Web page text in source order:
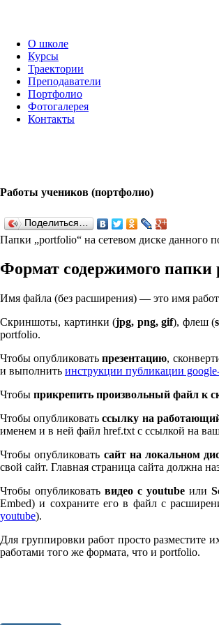
О школе
Курсы
Траектории
Преподаватели
Портфолио
Фотогалерея
Контакты
Работы учеников (портфолио)
Поделиться…
Папки „port­fo­lio“ на сетевом диске данного
Формат содержимого
Имя файла (без расширения) — это имя
Скриншоты, картинки (jpg, png, gif), флеш (
port­fo­lio.
Чтобы опубликоватьпрезентацию,
и выполнить инструкции публикации
Чтобы прикрепить произвольный файл к
Чтобы опубликоватьссылку на
именем и в ней файл href.txt с ссылкой на
Чтобы опубликовать сайт на локальном
свой сайт. Главная страница сайта должна
Чтобы опубликоватьвидео с youtube или
Embed) и сохраните его в файл с
youtube).
Для группировки работ просто разместите
работами того же формата, что и port­fo­lio.